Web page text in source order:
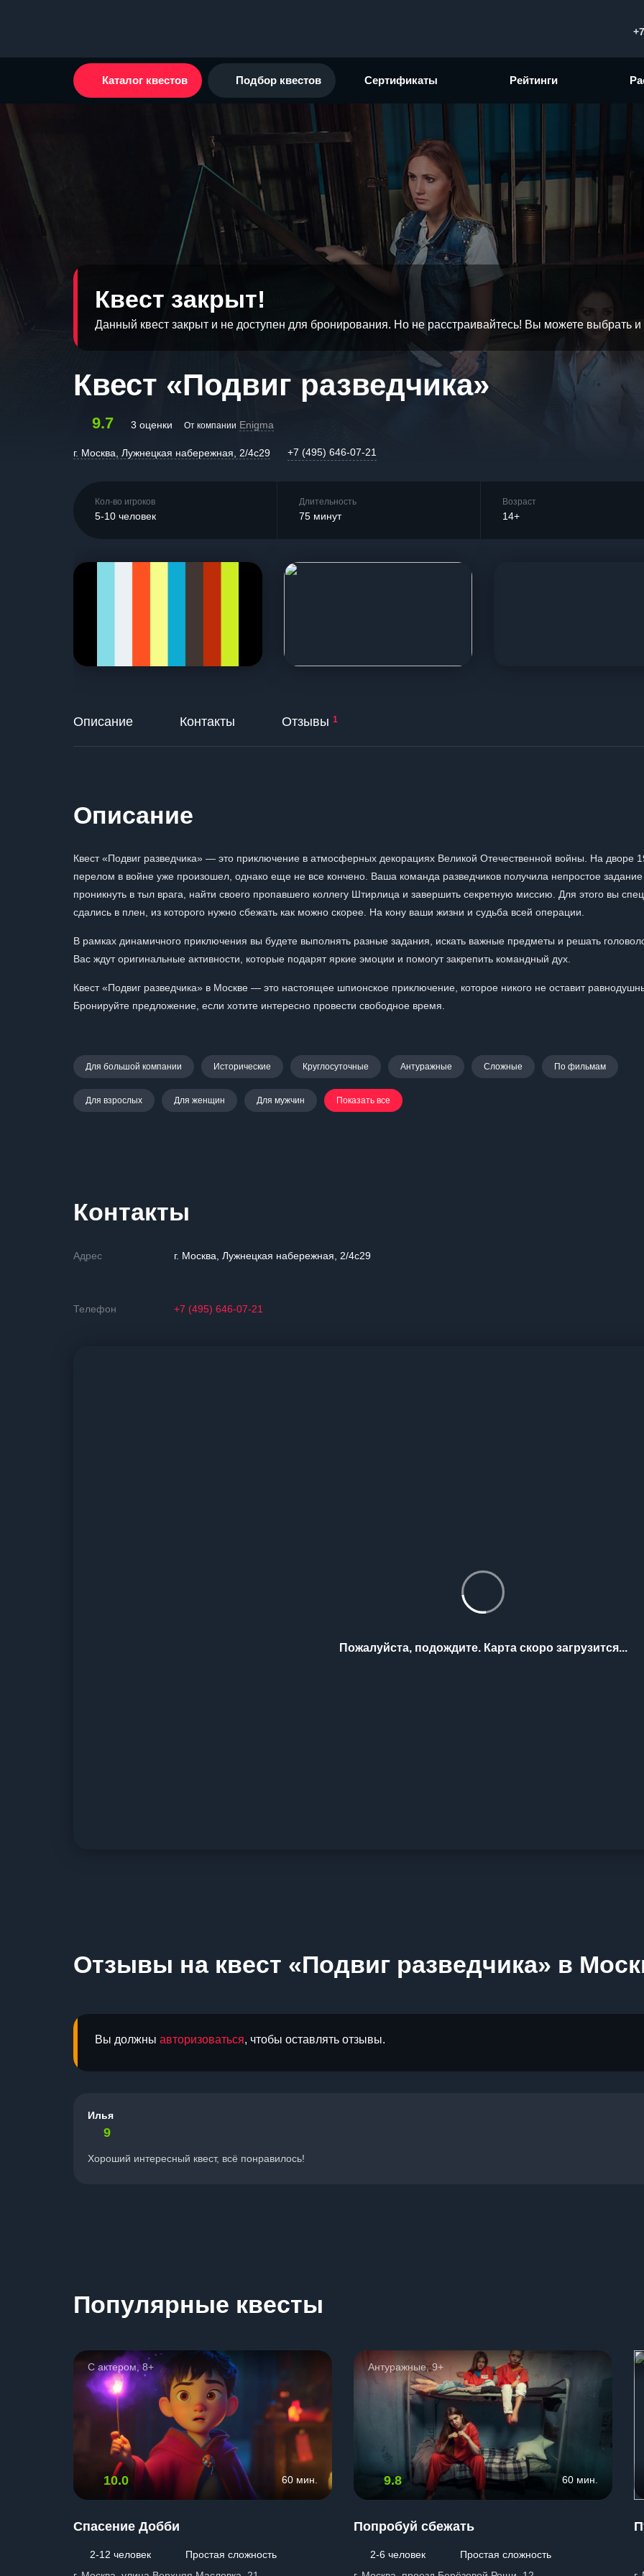
Каталог квестов Подбор квестов Сертификаты Рейтинги
Квест закрыт!
Данный квест закрыт и не доступен для бронирования. Но не расстраивайтесь! Вы можете выбрать и
Квест «Подвиг разведчика»
9.7 3 оценки От компании Enigma
г. Москва, Лужнецкая набережная, 2/4с29 +7 (495) 646-07-21
Кол-во игроков
5-10 человек
Длительность
75 минут
Возраст
14+
Описание Контакты Отзывы 1
Описание
Квест «Подвиг разведчика» — это приключение в атмосферных декорациях Великой Отечественной войны. На дворе
перелом в войне уже произошел, однако еще не все кончено. Ваша команда разведчиков получила непростое
проникнуть в тыл врага, найти своего пропавшего коллегу Штирлица и завершить секретную миссию. Для этого вы
сдались в плен, из которого нужно сбежать как можно скорее. На кону ваши жизни и судьба всей операции.
В рамках динамичного приключения вы будете выполнять разные задания, искать важные предметы и решать
Вас ждут оригинальные активности, которые подарят яркие эмоции и помогут закрепить командный дух.
Квест «Подвиг разведчика» в Москве — это настоящее шпионское приключение, которое никого не оставит
Бронируйте предложение, если хотите интересно провести свободное время.
Для большой компании Исторические Круглосуточные Антуражные Сложные По фильмам
Для взрослых Для женщин Для мужчин Показать все
Контакты
Адрес г. Москва, Лужнецкая набережная, 2/4с29
Телефон +7 (495) 646-07-21
Пожалуйста, подождите. Карта скоро загрузится...
Отзывы на квест «Подвиг разведчика» в
Вы должны авторизоваться, чтобы оставлять отзывы.
Илья
9
Хороший интересный квест, всё понравилось!
Популярные квесты
С актером, 8+
10.0 60 мин.
Спасение Добби
2-12 человек
Простая сложность
Антуражные, 9+
9.8 60 мин.
Попробуй сбежать
2-6 человек
Простая сложность